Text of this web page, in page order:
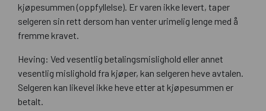
kjøpesummen (oppfyllelse). Er varen ikke levert, taper
selgeren sin rett dersom han venter urimelig lenge med å
fremme kravet.
Heving: Ved vesentlig betalingsmislighold eller annet
vesentlig mislighold fra kjøper, kan selgeren heve avtalen.
Selgeren kan likevel ikke heve etter at kjøpesummen er
betalt.